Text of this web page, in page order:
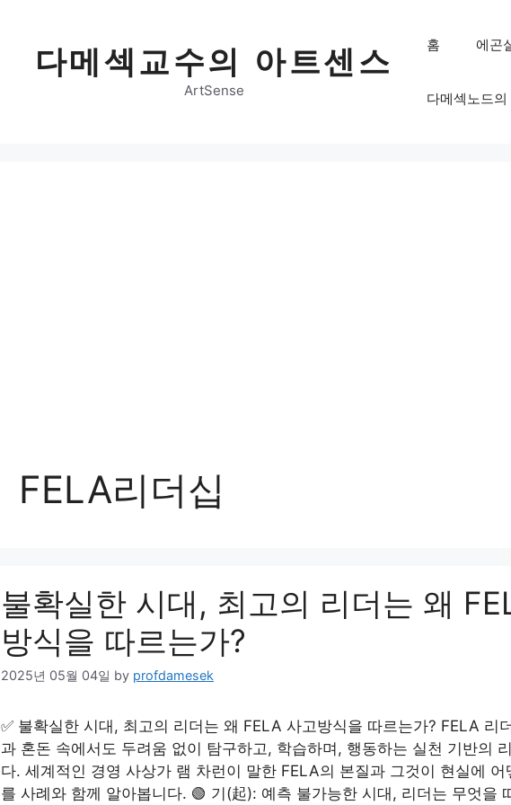
다메섹교수의 아트센스
ArtSense
홈 에곤
다메섹노드의
FELA리더십
불확실한 시대, 최고의 리더는 왜
방식을 따르는가?
2025년 05월 04일 by profdamesek
✅ 불확실한 시대, 최고의 리더는 왜 FELA 사고방식을 따르는가? FELA 리
과 혼돈 속에서도 두려움 없이 탐구하고, 학습하며, 행동하는 실천 기반의
다. 세계적인 경영 사상가 램 차런이 말한 FELA의 본질과 그것이 현실에 어
를 사례와 함께 알아봅니다. 🟢 기(起): 예측 불가능한 시대, 리더는 무엇을